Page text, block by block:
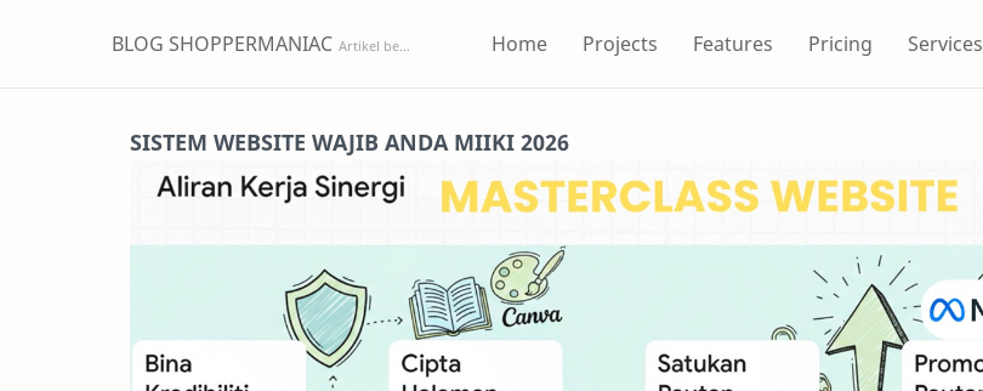
BLOG SHOPPERMANIAC Home Projects Features Pricing Services
SISTEM WEBSITE WAJIB ANDA MIIKI 2026